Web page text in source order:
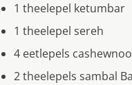
1 theelepel ketumbar
1 theelepel sereh
4 eetlepels
2 theelepels sambal